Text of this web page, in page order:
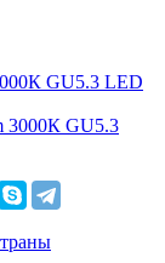
GU5.3 LED